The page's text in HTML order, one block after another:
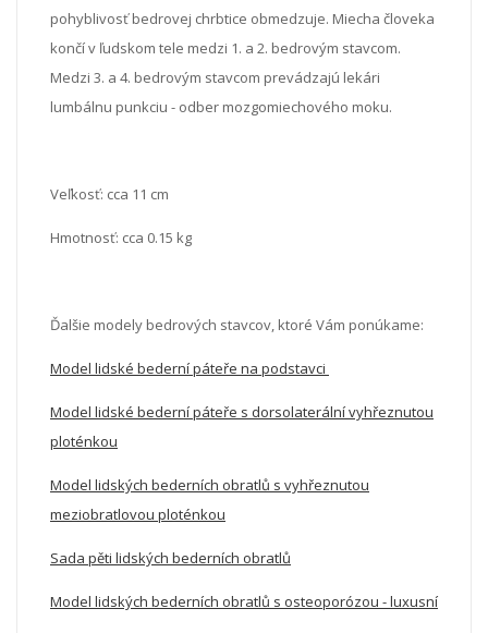
pohyblivosť bedrovej chrbtice obmedzuje. Miecha človeka
končí v ľudskom tele medzi 1. a 2. bedrovým stavcom.
Medzi 3. a 4. bedrovým stavcom prevádzajú lekári
lumbálnu punkciu - odber mozgomiechového moku.
Veľkosť: cca 11 cm
Hmotnosť: cca 0.15 kg
Ďalšie modely bedrových stavcov, ktoré Vám ponúkame:
Model lidské bederní páteře na podstavci
Model lidské bederní páteře s dorsolaterální vyhřeznutou
ploténkou
Model lidských bederních obratlů s vyhřeznutou
meziobratlovou ploténkou
Sada pěti lidských bederních obratlů
Model lidských bederních obratlů s osteoporózou - luxusní